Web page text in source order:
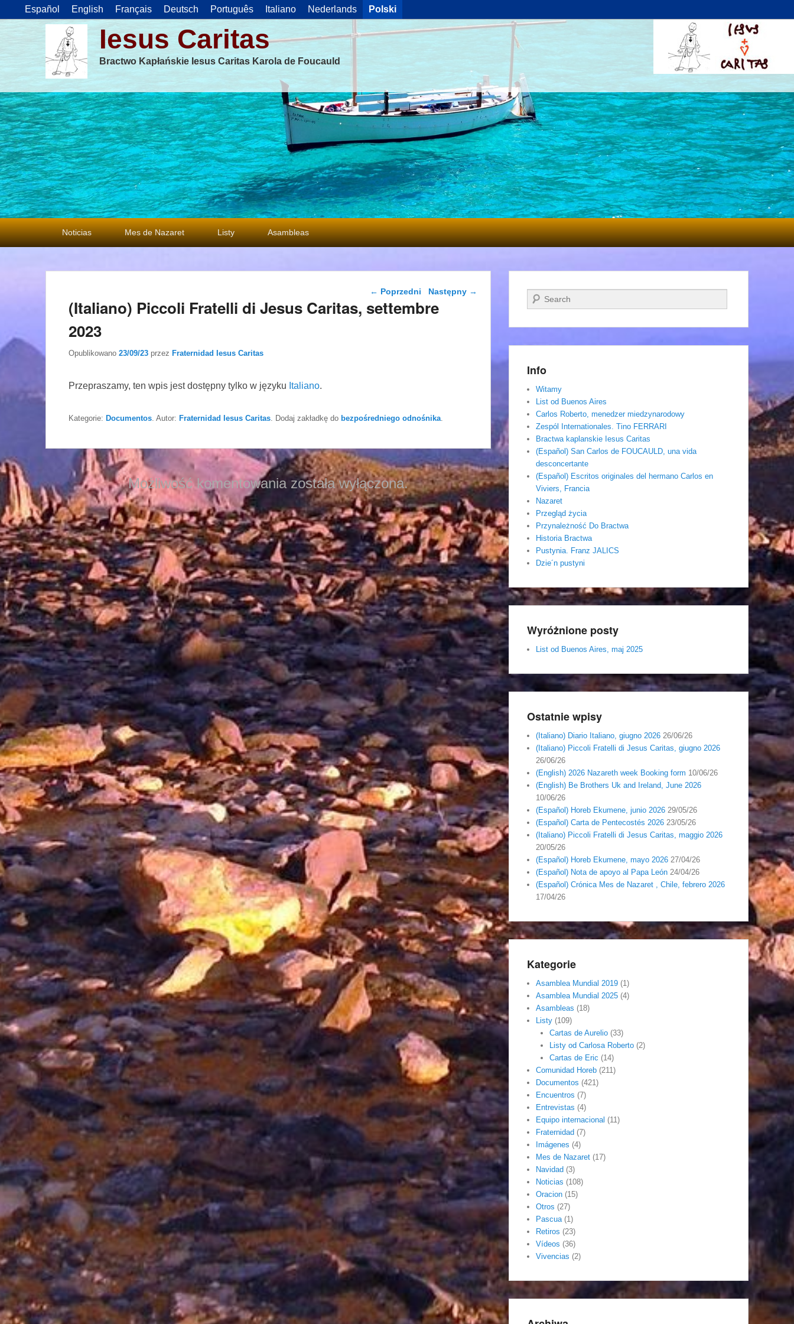
Español English Français Deutsch Português Italiano Nederlands Polski
Iesus Caritas
Bractwo Kapłańskie Iesus Caritas Karola de Foucauld
Menu
główne
Noticias Mes de Nazaret Listy Asambleas
Nawigacja wpisu
← Poprzedni Następny →
(Italiano) Piccoli Fratelli di Jesus Caritas, settembre
2023
Opublikowano 23/09/23 przez Fraternidad Iesus Caritas
Przepraszamy, ten wpis jest dostępny tylko w języku Italiano.
Kategorie: Documentos . Autor: Fraternidad Iesus Caritas . Dodaj zakładkę do bezpośredniego odnośnika
Możliwość komentowania została wyłączona.
Szukaj
Info
Witamy
List od Buenos Aires
Carlos Roberto, menedzer miedzynarodowy
Zespól Internationales. Tino FERRARI
Bractwa kaplanskie Iesus Caritas
(Español) San Carlos de FOUCAULD, una vida
desconcertante
(Español) Escritos originales del hermano Carlos en
Viviers, Francia
Nazaret
Przegląd życia
Przynależność Do Bractwa
Historia Bractwa
Pustynia. Franz JALICS
Dzie´n pustyni
Wyróżnione posty
List od Buenos Aires, maj 2025
Ostatnie wpisy
(Italiano) Diario Italiano, giugno 2026 26/06/26
(Italiano) Piccoli Fratelli di Jesus Caritas, giugno 2026
26/06/26
(English) 2026 Nazareth week Booking form 10/06/26
(English) Be Brothers Uk and Ireland, June 2026
10/06/26
(Español) Horeb Ekumene, junio 2026 29/05/26
(Español) Carta de Pentecostés 2026 23/05/26
(Italiano) Piccoli Fratelli di Jesus Caritas, maggio 2026
20/05/26
(Español) Horeb Ekumene, mayo 2026 27/04/26
(Español) Nota de apoyo al Papa León 24/04/26
(Español) Crónica Mes de Nazaret , Chile, febrero 2026
17/04/26
Kategorie
Asamblea Mundial 2019 (1)
Asamblea Mundial 2025 (4)
Asambleas (18)
Listy (109)
Cartas de Aurelio(33)
Listy od Carlosa Roberto(2)
Cartas de Eric (14)
Comunidad Horeb (211)
Documentos (421)
Encuentros (7)
Entrevistas (4)
Equipo internacional (11)
Fraternidad (7)
Imágenes (4)
Mes de Nazaret (17)
Navidad (3)
Noticias (108)
Oracion (15)
Otros (27)
Pascua(1)
Retiros (23)
Vídeos (36)
Vivencias (2)